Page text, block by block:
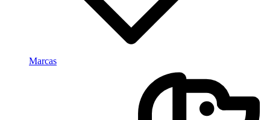
Marcas